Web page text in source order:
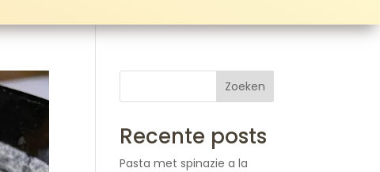
Zoeken
Recente posts
Pasta met spinazie a la